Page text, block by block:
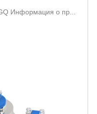
серия
Информация о пр...